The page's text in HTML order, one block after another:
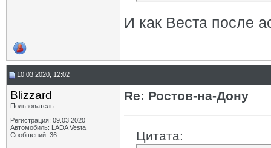
И как Веста после
10.03.2020, 12:02
Blizzard
Пользователь
Регистрация: 09.03.2020
Автомобиль: LADA Vesta
Сообщений: 36
Re: Ростов-на-Дону
Цитата: